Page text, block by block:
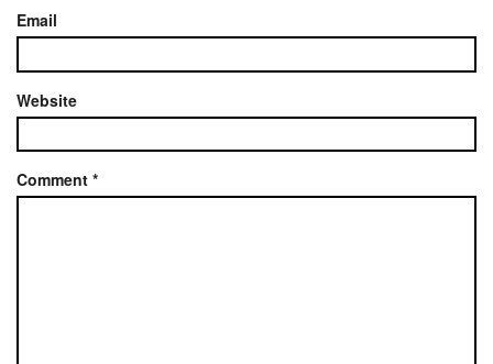
Email
Website
Comment *